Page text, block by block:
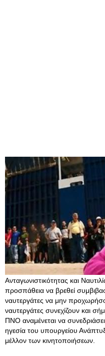
Ανταγωνιστικότητας και
προσπάθεια να βρεθεί
ναυτεργάτες να μην
ναυτεργάτες συνεχίζουν και
ΠΝΟ αναμένεται να
ηγεσία του υπουργείου
μέλλον των κινητοποιήσεων.